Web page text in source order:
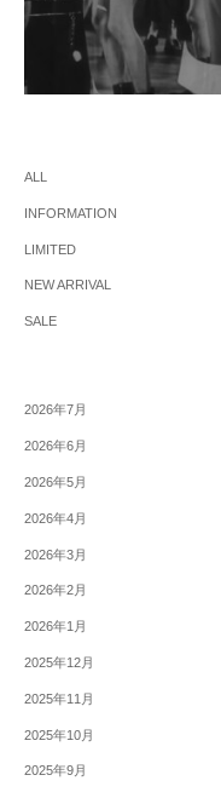
ALL
INFORMATION
LIMITED
NEW ARRIVAL
SALE
2026年7月
2026年6月
2026年5月
2026年4月
2026年3月
2026年2月
2026年1月
2025年12月
2025年11月
2025年10月
2025年9月